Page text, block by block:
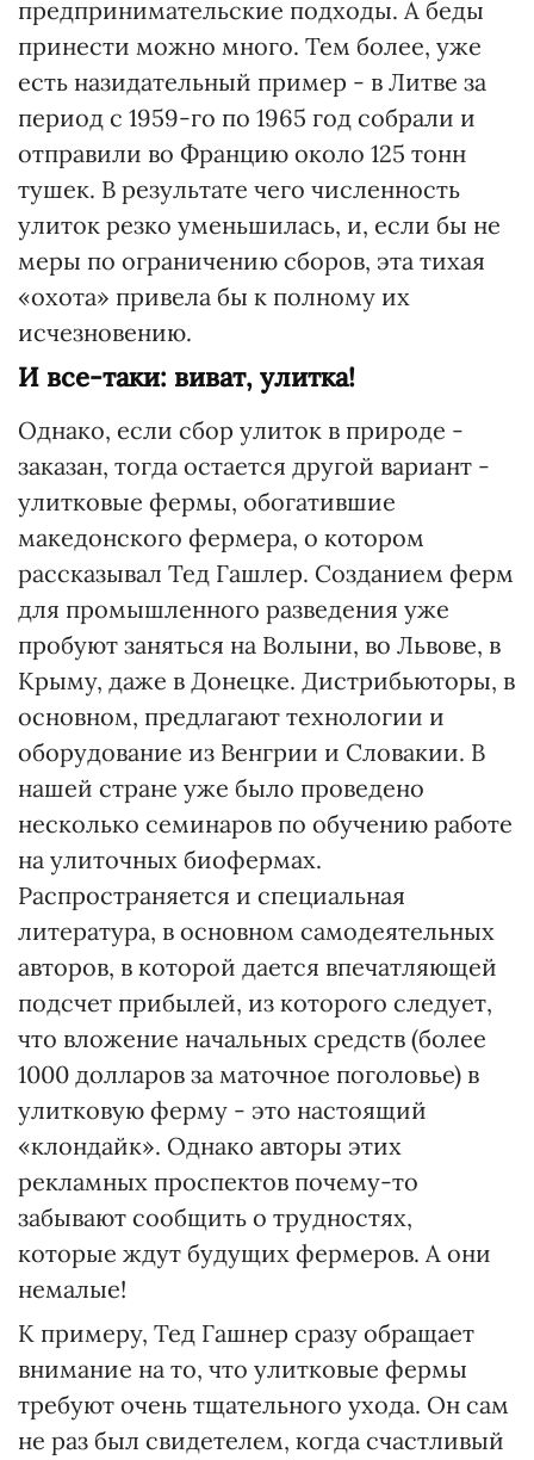
предпринимательские подходы. А беды
принести можно много. Тем более, уже
есть назидательный пример - в Литве за
период с 1959-го по 1965 год собрали и
отправили во Францию около 125 тонн
тушек. В результате чего численность
улиток резко уменьшилась, и, если бы не
меры по ограничению сборов, эта тихая
«охота» привела бы к полному их
исчезновению.
И все-таки: виват, улитка!
Однако, если сбор улиток в природе -
заказан, тогда остается другой вариант -
улитковые фермы, обогатившие
македонского фермера, о котором
рассказывал Тед Гашлер. Созданием ферм
для промышленного разведения уже
пробуют заняться на Волыни, во Львове, в
Крыму, даже в Донецке. Дистрибьюторы, в
основном, предлагают технологии и
оборудование из Венгрии и Словакии. В
нашей стране уже было проведено
несколько семинаров по обучению работе
на улиточных биофермах.
Распространяется и специальная
литература, в основном самодеятельных
авторов, в которой дается впечатляющей
подсчет прибылей, из которого следует,
что вложение начальных средств (более
1000 долларов за маточное поголовье) в
улитковую ферму - это настоящий
«клондайк». Однако авторы этих
рекламных проспектов почему-то
забывают сообщить о трудностях,
которые ждут будущих фермеров. А они
немалые!
К примеру, Тед Гашнер сразу обращает
внимание на то, что улитковые фермы
требуют очень тщательного ухода. Он сам
не раз был свидетелем, когда счастливый